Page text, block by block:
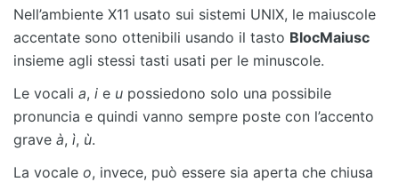
Nell’ambiente X11 usato sui sistemi UNIX, le maiuscole
accentate sono ottenibili usando il tasto BlocMaiusc
insieme agli stessi tasti usati per le minuscole.
Le vocali a, i e u possiedono solo una possibile
pronuncia e quindi vanno sempre poste con l’accento
grave à, ì, ù.
La vocale o, invece, può essere sia aperta che chiusa